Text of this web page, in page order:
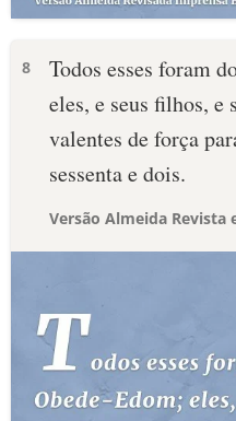
8
Todos esses foram
eles, e seus filhos, e
valentes de força
sessenta e dois.
Versão Almeida Revista